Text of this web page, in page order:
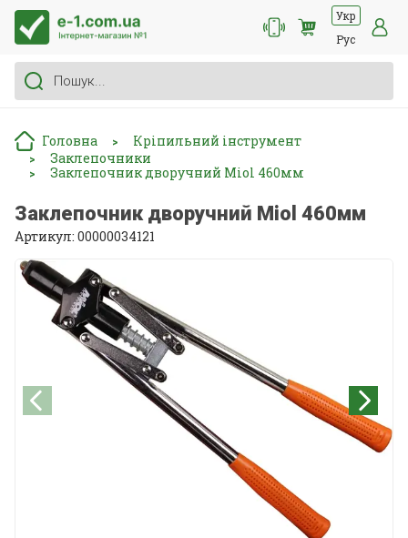
Укр
Рус
Головна > Кріпильний інструмент
> Заклепочники
> Заклепочник дворучний Miol 460мм
Заклепочник дворучний Miol 460мм
Артикул: 00000034121